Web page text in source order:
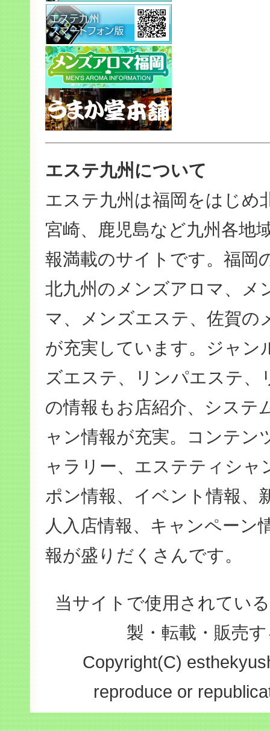
エステ九州について
エステ九州は福岡をはじめ
宮崎、鹿児島など九州各地
報満載のサイトです。福岡
北九州のメンズアロマ、メ
マ、メンズエステ、佐賀の
が充実しています。ジャン
ズエステ、リンパエステ
の情報もお店紹介、システ
ャン情報が充実。コンテン
ャラリー、エステティシ
ポン情報、イベント情報、
人入店情報、キャンペーン
報が盛りだくさんです。
当サイトで使用されてい
製・転載・販売
Copyright(C)
reproduce or